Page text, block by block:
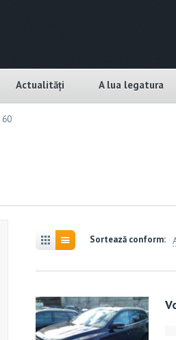
Actualități A lua legatura
60
Sortează conform: